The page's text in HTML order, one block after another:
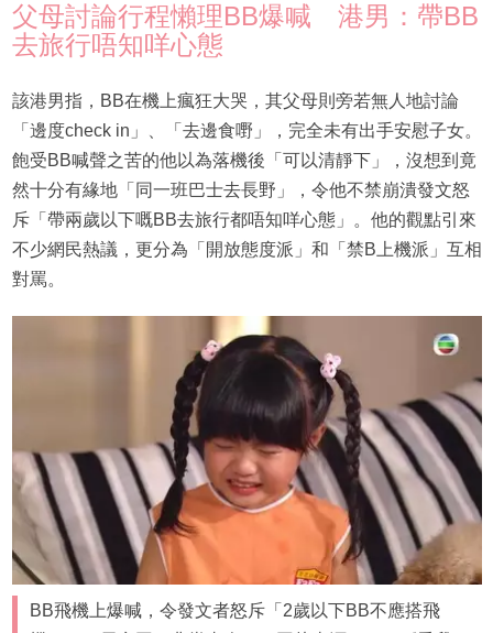
父母討論行程懶理BB爆喊 港男：帶BB
去旅行唔知咩心態
該港男指，BB在機上瘋狂大哭，其父母則旁若無人地討論
「邊度check in」、「去邊食嘢」，完全未有出手安慰子女。
飽受BB喊聲之苦的他以為落機後「可以清靜下」，沒想到竟
然十分有緣地「同一班巴士去長野」，令他不禁崩潰發文怒
斥「帶兩歲以下嘅BB去旅行都唔知咩心態」。他的觀點引來
不少網民熱議，更分為「開放態度派」和「禁B上機派」互相
對罵。
BB飛機上爆喊，令發文者怒斥「2歲以下BB不應搭飛